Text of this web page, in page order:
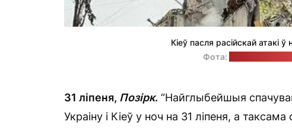
Кіеў пасля расійскай атакі
Фота:
31 ліпеня, Позірк. “Найглыбейшыя
Украіну і Кіеў у ноч на 31 ліпеня, а таксама